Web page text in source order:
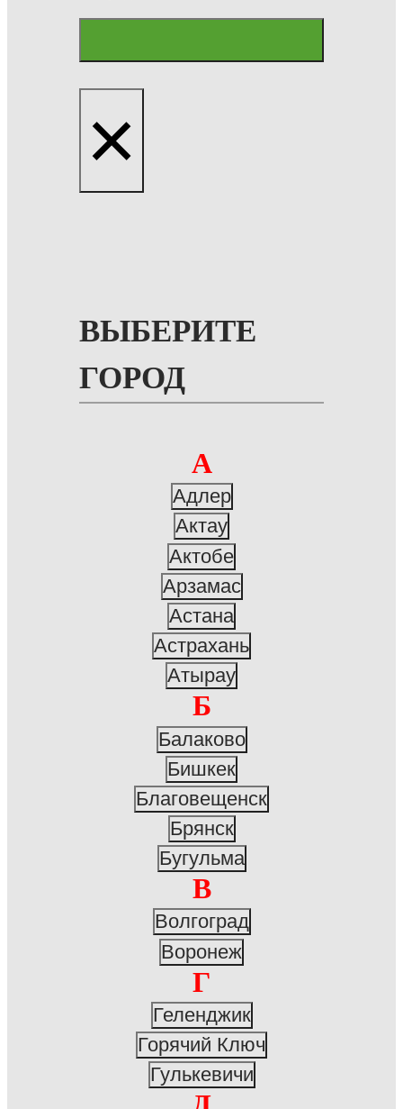
×
ВЫБЕРИТЕ
ГОРОД
А
Адлер
Актау
Актобе
Арзамас
Астана
Астрахань
Атырау
Б
Балаково
Бишкек
Благовещенск
Брянск
Бугульма
В
Волгоград
Воронеж
Г
Геленджик
Горячий Ключ
Гулькевичи